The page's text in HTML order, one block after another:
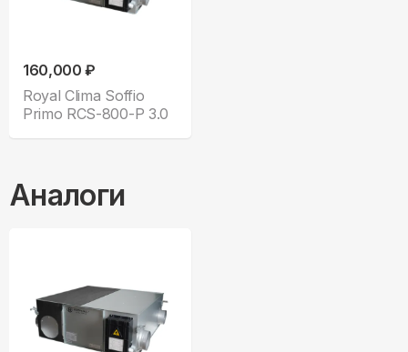
160,000 ₽
Royal Clima Soffio
Primo RCS-800-P 3.0
Аналоги